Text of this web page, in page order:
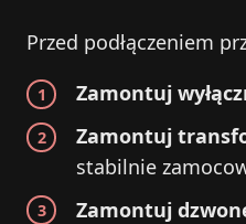
Przed podłączeniem
Zamontuj
Zamontuj
stabilnie
Zamontuj